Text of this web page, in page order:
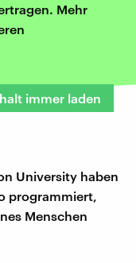
Mehr
immer laden
University haben
programmiert,
Menschen